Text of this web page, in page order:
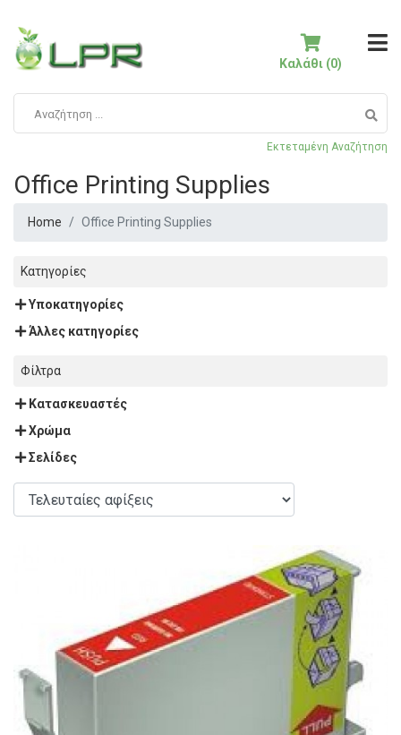
Εκτεταμένη Αναζήτηση
Καλάθι (0)
Office Printing Supplies
Home Office Printing Supplies
Κατηγορίες
Υποκατηγορίες
Άλλες κατηγορίες
Φίλτρα
Κατασκευαστές
Χρώμα
Σελίδες